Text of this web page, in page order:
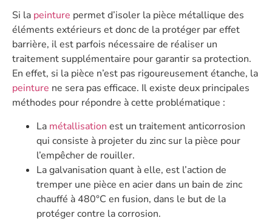
Si la peinture permet d’isoler la pièce métallique des
éléments extérieurs et donc de la protéger par effet
barrière, il est parfois nécessaire de réaliser un
traitement supplémentaire pour garantir sa protection.
En effet, si la pièce n’est pas rigoureusement étanche, la
peinture ne sera pas efficace. Il existe deux principales
méthodes pour répondre à cette problématique :
La métallisation est un traitement anticorrosion
qui consiste à projeter du zinc sur la pièce pour
l’empêcher de rouiller.
La galvanisation quant à elle, est l’action de
tremper une pièce en acier dans un bain de zinc
chauffé à 480°C en fusion, dans le but de la
protéger contre la corrosion.